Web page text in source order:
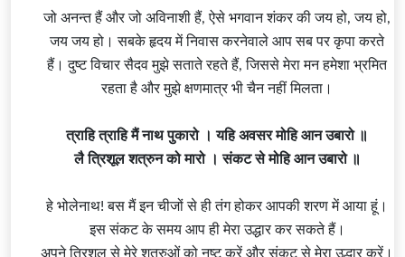
जो अनन्त हैं और जो अविनाशी हैं, ऐसे भगवान शंकर की जय हो, जय हो,
जय जय हो। सबके हृदय में निवास करनेवाले आप सब पर कृपा करते
हैं। दुष्ट विचार सैदव मुझे सताते रहते हैं, जिससे मेरा मन हमेशा भ्रमित
रहता है और मुझे क्षणमात्र भी चैन नहीं मिलता।
त्राहि त्राहि मैं नाथ पुकारो । यहि अवसर मोहि आन उबारो ॥
लै त्रिशूल शत्रुन को मारो । संकट से मोहि आन उबारो ॥
हे भोलेनाथ! बस मैं इन चीजों से ही तंग होकर आपकी शरण में आया हूं।
इस संकट के समय आप ही मेरा उद्धार कर सकते हैं।
अपने त्रिशूल से मेरे शत्रुओं को नष्ट करें और संकट से मेरा उद्धार करें।